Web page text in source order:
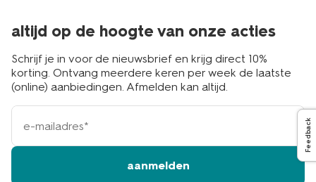
altijd op de hoogte van onze acties
Schrijf je in voor de nieuwsbrief en krijg direct 10%
korting. Ontvang meerdere keren per week de laatste
(online) aanbiedingen. Afmelden kan altijd.
e-
mailadres
aanmelden
Feedback